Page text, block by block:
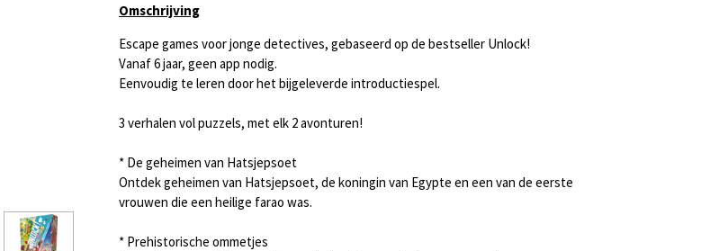
Omschrijving
Escape games voor jonge detectives, gebaseerd op de bestseller Unlock!
Vanaf 6 jaar, geen app nodig.
Eenvoudig te leren door het bijgeleverde introductiespel.
3 verhalen vol puzzels, met elk 2 avonturen!
* De geheimen van Hatsjepsoet
Ontdek geheimen van Hatsjepsoet, de koningin van Egypte en een van de eerste
vrouwen die een heilige farao was.
* Prehistorische ommetjes